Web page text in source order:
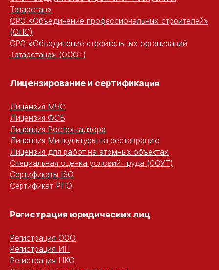
Татарстан»
СРО «Объединение профессиональных строителей»
(ОПС)
СРО «Объединение строительных организаций
Татарстана» (ОСОТ)
Лицензирование и сертификация
Лицензия МЧС
Лицензия ФСБ
Лицензия Ростехнадзора
Лицензия Минкультуры на реставрацию
Лицензия для работ на атомных объектах
Специальная оценка условий труда (СОУТ)
Сертификаты ISO
Сертификат РПО
Регистрация юридических лиц
Регистрация ООО
Регистрация ИП
Регистрация НКО